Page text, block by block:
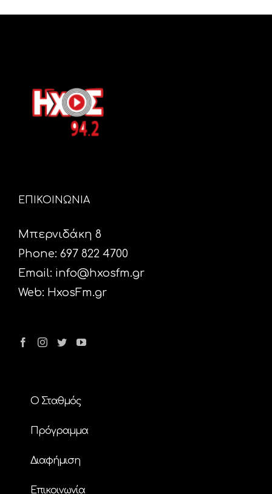
ΕΠΙΚΟΙΝΩΝΙΑ
Μπερνιδάκη 8
Phone: 697 822 4700
Email: info@hxosfm.gr
Web: HxosFm.gr
Ο Σταθμός
Πρόγραμμα
Διαφήμιση
Επικοινωνία